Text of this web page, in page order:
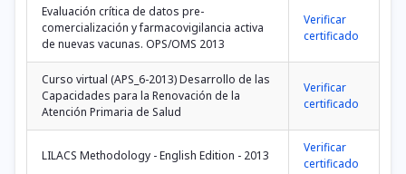
Evaluación crítica de datos pre-
comercialización y farmacovigilancia activa
de nuevas vacunas. OPS/OMS 2013
Verificar
certificado
Curso virtual (APS_6-2013) Desarrollo de las
Capacidades para la Renovación de la
Atención Primaria de Salud
Verificar
certificado
LILACS Methodology - English Edition - 2013
Verificar
certificado